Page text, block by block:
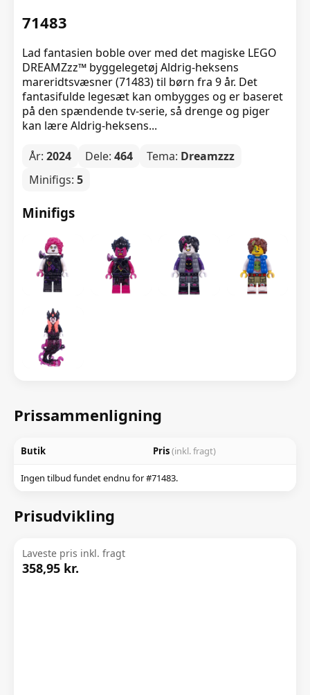
71483
Lad fantasien boble over med det magiske LEGO
DREAMZzz™ byggelegetøj Aldrig-heksens
mareridtsvæsner (71483) til børn fra 9 år. Det
fantasifulde legesæt kan ombygges og er baseret
på den spændende tv-serie, så drenge og piger
kan lære Aldrig-heksens...
År: 2024 Dele: 464 Tema: Dreamzzz
Minifigs: 5
Minifigs
Prissammenligning
Butik Pris(inkl. fragt)
Ingen tilbud fundet endnu for #71483.
Prisudvikling
Laveste pris inkl. fragt
358,95 kr.